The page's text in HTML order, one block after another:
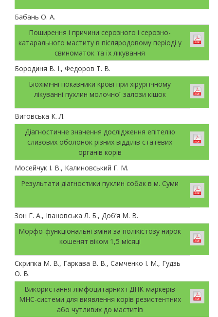
Бабань О. А.
Поширення і причини серозного і серозно-
катарального маститу в післяродовому періоді у
свиноматок та їх лікування
Бородиня В. І., Федоров Т. В.
Біохімічні показники крові при хірургічному
лікуванні пухлин молочної залози кішок
Виговська К. Л.
Діагностичне значення дослідження епітелію
слизових оболонок різних відділів статевих
органів корів
Мосейчук І. В., Калиновський Г. М.
Результати діагностики пухлин собак в м. Суми
Зон Г. А., Івановська Л. Б., Доб’я М. В.
Морфо-функціональні зміни за полікістозу нирок
кошенят віком 1,5 місяці
Скрипка М. В., Гаркава В. В., Самченко І. М., Гудзь
О. В.
Використання лімфоцитарних і ДНК-маркерів
МНС-системи для виявлення корів резистентних
або чутливих до маститів